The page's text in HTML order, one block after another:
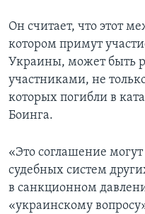
Он считает, что этот
котором примут
Украины, может быть
участниками, не
которых погибли в
Боинга.
«Это соглашение
судебных систем
в санкционном
«украинскому